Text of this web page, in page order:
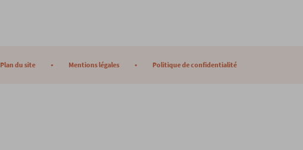
Plan du site Mentions légales Politique de confidentialité